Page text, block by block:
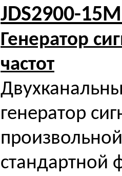
JDS2900-
Генератор
частот
генератор
стандартной